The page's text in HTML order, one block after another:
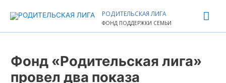
содержимому
РОДИТЕЛЬСКАЯ ЛИГА
ФОНД ПОДДЕРЖКИ СЕМЬИ
Фонд «Родительская лига»
провел два показа
записям